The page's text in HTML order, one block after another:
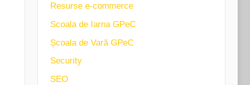
Resurse e-commerce
Scoala de Iarna GPeC
Școala de Vară GPeC
Security
SEO